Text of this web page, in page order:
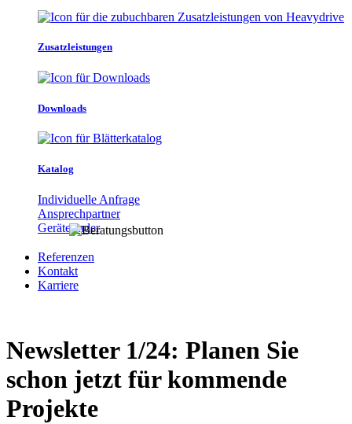
Zusatzleistungen
Downloads
Katalog
Individuelle Anfrage
Ansprechpartner
Gerätefinder
Referenzen
Kontakt
Karriere
Newsletter 1/24: Planen Sie
schon jetzt für kommende
Projekte